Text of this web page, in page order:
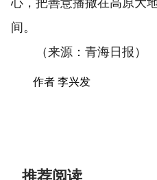
心，把善意播撒在高原大
间。
（来源：青海日报）
作者 李兴发
推荐阅读